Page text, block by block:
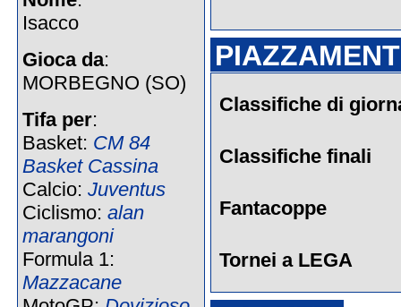
Isacco
Gioca da:
MORBEGNO (SO)
Tifa per:
Basket: CM 84
Basket Cassina
Calcio: Juventus
Ciclismo: alan
marangoni
Formula 1:
Mazzacane
Classifiche di
Classifiche finali
Fantacoppe
Tornei a LEGA